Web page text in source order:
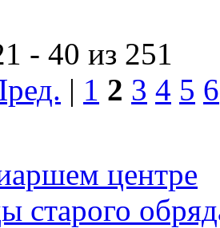
- 40 из 251
| 1 2 3 4 5 6
центре
старого